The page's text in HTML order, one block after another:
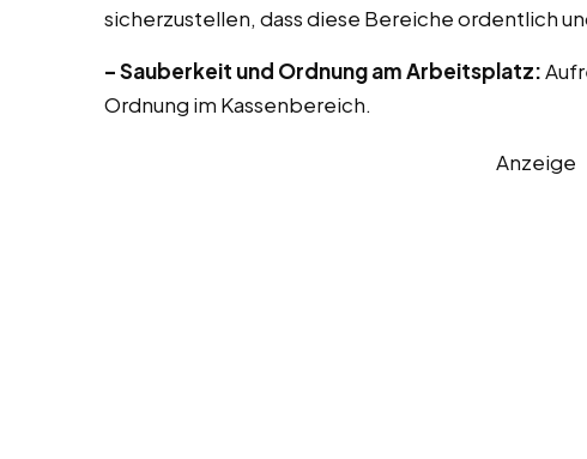
sicherzustellen, dass diese Bereiche ordentlich
– Sauberkeit und Ordnung am Arbeitsplatz:
Ordnung im Kassenbereich.
Anzeige